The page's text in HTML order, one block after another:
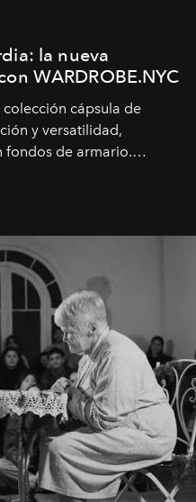
la nueva
WARDROBE.NYC
colección cápsula de
y versatilidad,
fondos de armario.
de agosto.